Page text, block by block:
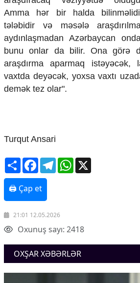
Amma hər bir halda
tələbidir və məsələ
aydınlaşmadan Azərbaycan
bunu onlar da bilir. Ona görə
araşdırma aparmaq istəyəcək,
vaxtda deyəcək, yoxsa vaxtı
demək tez olar".
Turqut Ansari
ShareFacebookTelegramWhatsApp
🖨 Çap et
21:01 12.05.2026
Oxunuş sayı: 2418
OXŞAR XƏBƏRLƏR